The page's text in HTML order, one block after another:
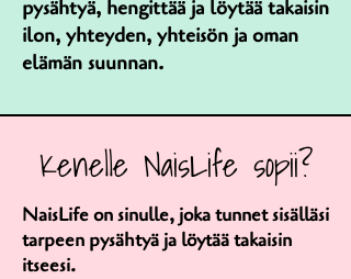
pysähtyä, hengittää ja löytää takaisin
ilon, yhteyden, yhteisön ja oman
elämän suunnan.
Kenelle NaisLife sopii?
NaisLife on sinulle, joka tunnet sisälläsi
tarpeen pysähtyä ja löytää takaisin
itseesi.